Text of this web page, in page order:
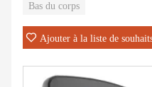
Bas du corps
Ajouter à la liste de